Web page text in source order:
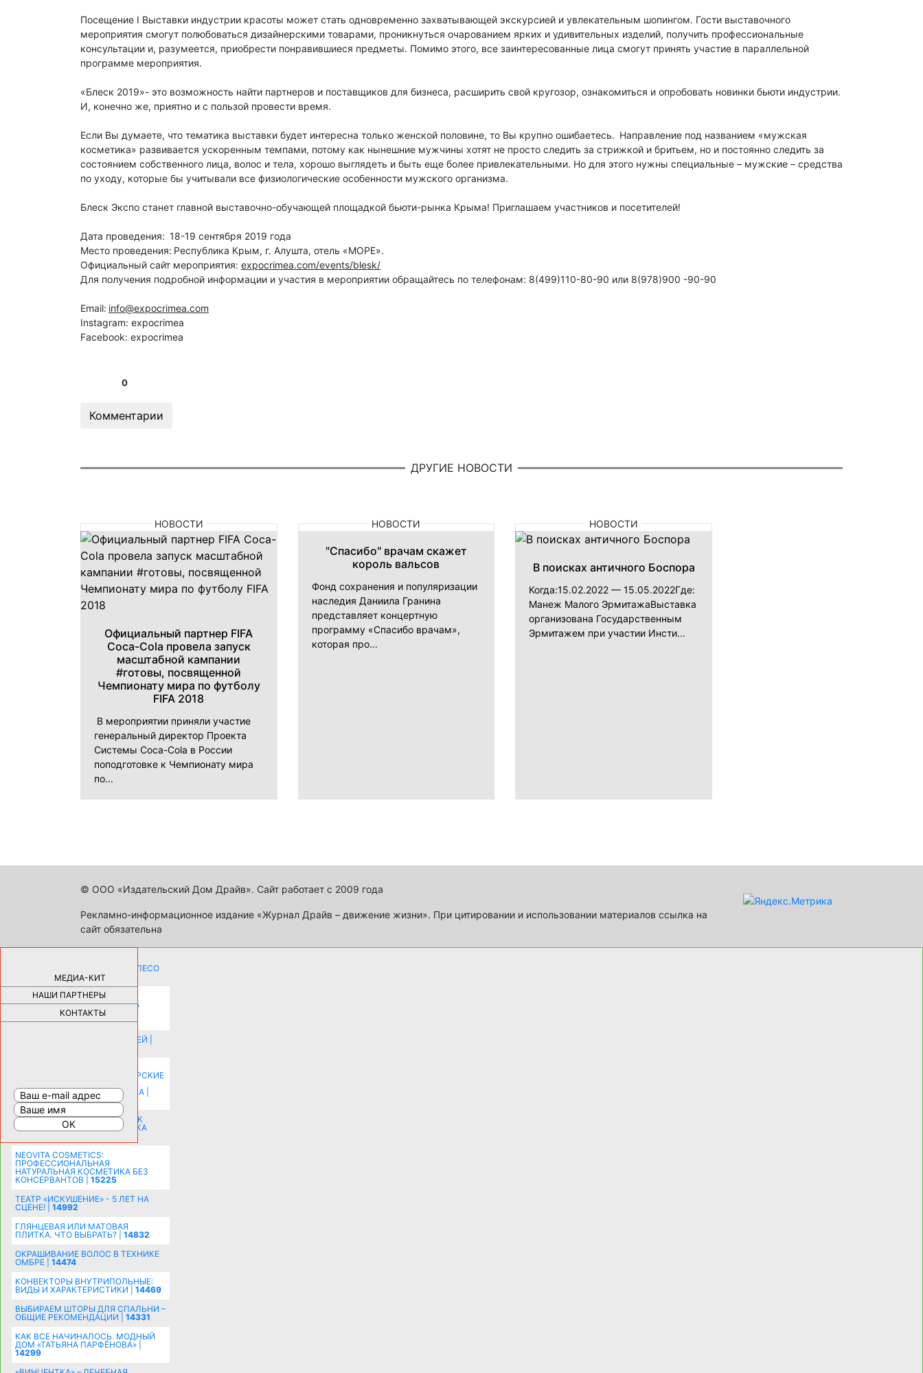
Посещение I Выставки индустрии красоты может стать одновременно захватывающей экскурсией и увлекательным шопингом. Гости выставочного
мероприятия смогут полюбоваться дизайнерскими товарами, проникнуться очарованием ярких и удивительных изделий, получить профессиональные
консультации и, разумеется, приобрести понравившиеся предметы. Помимо этого, все заинтересованные лица смогут принять участие в параллельной
программе мероприятия.
«Блеск 2019»- это возможность найти партнеров и поставщиков для бизнеса, расширить свой кругозор, ознакомиться и опробовать новинки бьюти индустрии.
И, конечно же, приятно и с пользой провести время.
Если Вы думаете, что тематика выставки будет интересна только женской половине, то Вы крупно ошибаетесь. Направление под названием «мужская
косметика» развивается ускоренным темпами, потому как нынешние мужчины хотят не просто следить за стрижкой и бритьем, но и постоянно следить за
состоянием собственного лица, волос и тела, хорошо выглядеть и быть еще более привлекательными. Но для этого нужны специальные – мужские – средства
по уходу, которые бы учитывали все физиологические особенности мужского организма.
Блеск Экспо станет главной выставочно-обучающей площадкой бьюти-рынка Крыма! Приглашаем участников и посетителей!
Дата проведения: 18-19 сентября 2019 года
Место проведения: Республика Крым, г. Алушта, отель «МОРЕ».
Официальный сайт мероприятия: expocrimea.com/events/blesk/
Для получения подробной информации и участия в мероприятии обращайтесь по телефонам: 8(499)110-80-90 или 8(978)900 -90-90
Email: info@expocrimea.com
Instagram: expocrimea
Facebook: expocrimea
0
Комментарии
ДРУГИЕ НОВОСТИ
НОВОСТИ
Официальный партнер FIFA
Coca-Cola провела запуск
масштабной кампании
#готовы, посвященной
Чемпионату мира по футболу
FIFA 2018
В мероприятии приняли участие
генеральный директор Проекта
Системы Coca-Cola в России
поподготовке к Чемпионату мира
по...
НОВОСТИ
"Спасибо" врачам скажет
король вальсов
Фонд сохранения и популяризации
наследия Даниила Гранина
представляет концертную
программу «Спасибо врачам»,
которая про...
НОВОСТИ
В поисках античного Боспора
Когда:15.02.2022 — 15.05.2022Где:
Манеж Малого ЭрмитажаВыставка
организована Государственным
Эрмитажем при участии Инсти...
© ООО «Издательский Дом Драйв». Сайт работает с 2009 года
Рекламно-информационное издание «Журнал Драйв – движение жизни». При цитировании и использовании материалов ссылка на
сайт обязательна
МЕДИА-КИТ
НАШИ ПАРТНЕРЫ
КОНТАКТЫ
КАК ДЕВУШКЕ ПОМЕНЯТЬ КОЛЕСО
НА АВТОМОБИЛЕ |69174
НОВЫЕ РАЗРАБОТКИ ДЛЯ
ОЗДОРОВЛЕНИЯ ОРГАНИЗМА
ПЛАТФОРМА ШУМАННА 3Д И
КАПСУЛА ЗДОРОВЬЯ |28278
ИСТОРИЯ НАКЛАДНЫХ НОГТЕЙ |
КОМНАТУ: ХИТРЫЕ ДИЗАЙНЕРСКИЕ
РАСШИРЕНИЯ ПРОСТРАНСТВА |
16190
СОБИРАЕМСЯ НА ПРАЗДНИК К
МОЛОДОЖЕНАМ: ПОДГОТОВКА
NEOVITA COSMETICS:
ПРОФЕССИОНАЛЬНАЯ
НАТУРАЛЬНАЯ КОСМЕТИКА БЕЗ
КОНСЕРВАНТОВ | 15225
ТЕАТР «ИСКУШЕНИЕ» - 5 ЛЕТ НА
СЦЕНЕ! | 14992
ГЛЯНЦЕВАЯ ИЛИ МАТОВАЯ
ПЛИТКА. ЧТО ВЫБРАТЬ? | 14832
ОКРАШИВАНИЕ ВОЛОС В ТЕХНИКЕ
ОМБРЕ | 14474
КОНВЕКТОРЫ ВНУТРИПОЛЬНЫЕ:
ВИДЫ И ХАРАКТЕРИСТИКИ | 14469
ВЫБИРАЕМ ШТОРЫ ДЛЯ СПАЛЬНИ –
ОБЩИЕ РЕКОМЕНДАЦИИ | 14331
КАК ВСЕ НАЧИНАЛОСЬ. МОДНЫЙ
ДОМ «ТАТЬЯНА ПАРФЁНОВА» |
14299